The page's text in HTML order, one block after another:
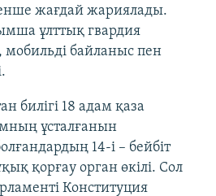
жағдай жариялады.
ұлттық гвардия
мобильді байланыс пен
билігі 18 адам қаза
ұсталғанын
14-і – бейбіт
қорғау орган өкілі. Сол
Конституция